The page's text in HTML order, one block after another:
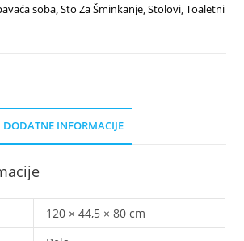
soba ,Sto Za Šminkanje ,Stolovi ,Toaletni
DODATNE INFORMACIJE
120 × 44,5 × 80 cm